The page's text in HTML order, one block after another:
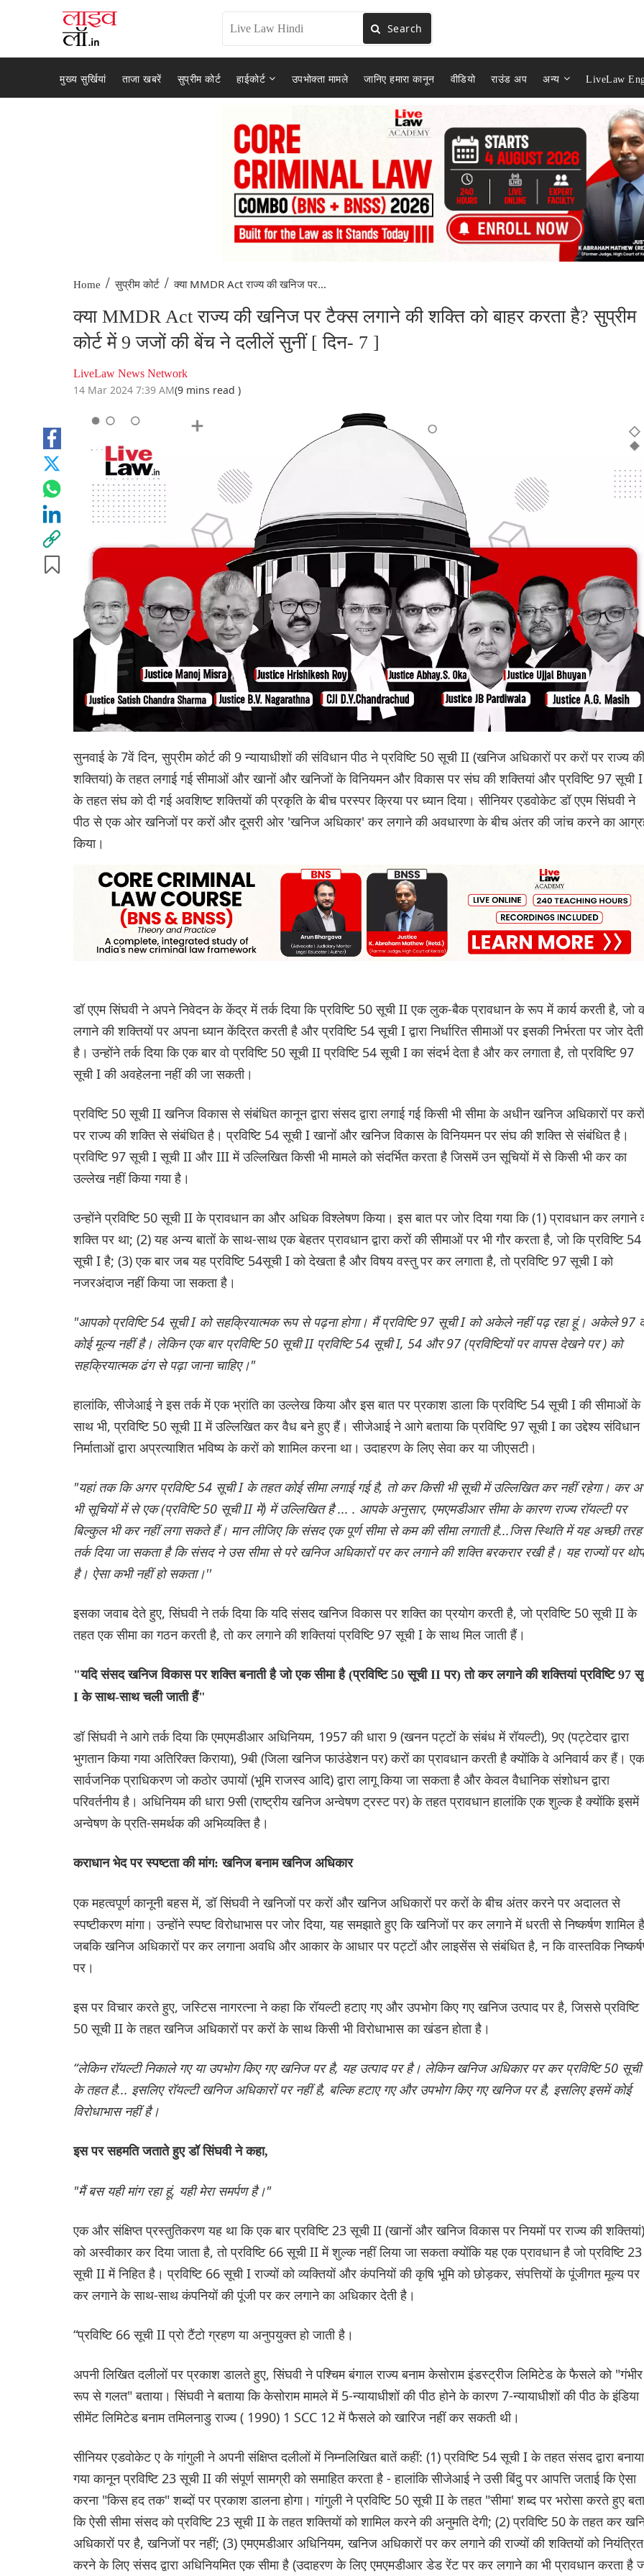
Search
मुख्य सुर्खियां ताजा खबरें सुप्रीम कोर्ट हाईकोर्ट उपभोक्ता मामले जानिए हमारा कानून वीडियो राउंड अप अन्य LiveLaw
Home / सुप्रीम कोर्ट / क्या MMDR Act राज्य की खनिज पर...
क्या MMDR Act राज्य की खनिज पर टैक्स लगाने की शक्ति को बाहर करता है? सुप्रीम
कोर्ट में 9 जजों की बेंच ने दलीलें सुनीं [ दिन- 7 ]
LiveLaw News Network
14 Mar 2024 7:39 AM(9 mins read )
सुनवाई के 7वें दिन, सुप्रीम कोर्ट की 9 न्यायाधीशों की संविधान पीठ ने प्रविष्टि 50 सूची II (खनिज अधिकारों पर करों पर राज्य की
शक्तियां) के तहत लगाई गई सीमाओं और खानों और खनिजों के विनियमन और विकास पर संघ की शक्तियां और प्रविष्टि 97 सूची I
के तहत संघ को दी गई अवशिष्ट शक्तियों की प्रकृति के बीच परस्पर क्रिया पर ध्यान दिया। सीनियर एडवोकेट डॉ एएम सिंघवी ने
पीठ से एक ओर खनिजों पर करों और दूसरी ओर 'खनिज अधिकार' कर लगाने की अवधारणा के बीच अंतर की जांच करने का
किया।
डॉ एएम सिंघवी ने अपने निवेदन के केंद्र में तर्क दिया कि प्रविष्टि 50 सूची II एक लुक-बैक प्रावधान के रूप में कार्य करती है, जो
लगाने की शक्तियों पर अपना ध्यान केंद्रित करती है और प्रविष्टि 54 सूची I द्वारा निर्धारित सीमाओं पर इसकी निर्भरता पर जोर देती
है। उन्होंने तर्क दिया कि एक बार वो प्रविष्टि 50 सूची II प्रविष्टि 54 सूची I का संदर्भ देता है और कर लगाता है, तो प्रविष्टि 97
सूची I की अवहेलना नहीं की जा सकती।
प्रविष्टि 50 सूची II खनिज विकास से संबंधित कानून द्वारा संसद द्वारा लगाई गई किसी भी सीमा के अधीन खनिज अधिकारों पर करों
पर राज्य की शक्ति से संबंधित है। प्रविष्टि 54 सूची I खानों और खनिज विकास के विनियमन पर संघ की शक्ति से संबंधित है।
प्रविष्टि 97 सूची I सूची II और III में उल्लिखित किसी भी मामले को संदर्भित करता है जिसमें उन सूचियों में से किसी भी कर का
उल्लेख नहीं किया गया है।
उन्होंने प्रविष्टि 50 सूची II के प्रावधान का और अधिक विश्लेषण किया। इस बात पर जोर दिया गया कि (1) प्रावधान कर लगाने
शक्ति पर था; (2) यह अन्य बातों के साथ-साथ एक बेहतर प्रावधान द्वारा करों की सीमाओं पर भी गौर करता है, जो कि प्रविष्टि 54
सूची I है; (3) एक बार जब यह प्रविष्टि 54सूची I को देखता है और विषय वस्तु पर कर लगाता है, तो प्रविष्टि 97 सूची I को
नजरअंदाज नहीं किया जा सकता है।
"आपको प्रविष्टि 54 सूची I को सहक्रियात्मक रूप से पढ़ना होगा। मैं प्रविष्टि 97 सूची I को अकेले नहीं पढ़ रहा हूं। अकेले 97
कोई मूल्य नहीं है। लेकिन एक बार प्रविष्टि 50 सूची II प्रविष्टि 54 सूची I, 54 और 97 (प्रविष्टियों पर वापस देखने पर ) को
सहक्रियात्मक ढंग से पढ़ा जाना चाहिए।"
हालांकि, सीजेआई ने इस तर्क में एक भ्रांति का उल्लेख किया और इस बात पर प्रकाश डाला कि प्रविष्टि 54 सूची I की सीमाओं के
साथ भी, प्रविष्टि 50 सूची II में उल्लिखित कर वैध बने हुए हैं। सीजेआई ने आगे बताया कि प्रविष्टि 97 सूची I का उद्देश्य संविधान
निर्माताओं द्वारा अप्रत्याशित भविष्य के करों को शामिल करना था। उदाहरण के लिए सेवा कर या जीएसटी।
"यहां तक कि अगर प्रविष्टि 54 सूची I के तहत कोई सीमा लगाई गई है, तो कर किसी भी सूची में उल्लिखित कर नहीं रहेगा। कर
भी सूचियों में से एक (प्रविष्टि 50 सूची II में) में उल्लिखित है ... . आपके अनुसार, एमएमडीआर सीमा के कारण राज्य रॉयल्टी पर
बिल्कुल भी कर नहीं लगा सकते हैं। मान लीजिए कि संसद एक पूर्ण सीमा से कम की सीमा लगाती है...जिस स्थिति में यह अच्छी
तर्क दिया जा सकता है कि संसद ने उस सीमा से परे खनिज अधिकारों पर कर लगाने की शक्ति बरकरार रखी है। यह राज्यों पर
है। ऐसा कभी नहीं हो सकता।''
इसका जवाब देते हुए, सिंघवी ने तर्क दिया कि यदि संसद खनिज विकास पर शक्ति का प्रयोग करती है, जो प्रविष्टि 50 सूची II के
तहत एक सीमा का गठन करती है, तो कर लगाने की शक्तियां प्रविष्टि 97 सूची I के साथ मिल जाती हैं।
"यदि संसद खनिज विकास पर शक्ति बनाती है जो एक सीमा है (प्रविष्टि 50 सूची II पर) तो कर लगाने की शक्तियां प्रविष्टि 97
I के साथ-साथ चली जाती हैं"
डॉ सिंघवी ने आगे तर्क दिया कि एमएमडीआर अधिनियम, 1957 की धारा 9 (खनन पट्टों के संबंध में रॉयल्टी), 9ए (पट्टेदार द्वारा
भुगतान किया गया अतिरिक्त किराया), 9बी (जिला खनिज फाउंडेशन पर) करों का प्रावधान करती है क्योंकि वे अनिवार्य कर हैं। एक
सार्वजनिक प्राधिकरण जो कठोर उपायों (भूमि राजस्व आदि) द्वारा लागू किया जा सकता है और केवल वैधानिक संशोधन द्वारा
परिवर्तनीय है। अधिनियम की धारा 9सी (राष्ट्रीय खनिज अन्वेषण ट्रस्ट पर) के तहत प्रावधान हालांकि एक शुल्क है क्योंकि इसमें
अन्वेषण के प्रति-समर्थक की अभिव्यक्ति है।
कराधान भेद पर स्पष्टता की मांग: खनिज बनाम खनिज अधिकार
एक महत्वपूर्ण कानूनी बहस में, डॉ सिंघवी ने खनिजों पर करों और खनिज अधिकारों पर करों के बीच अंतर करने पर अदालत से
स्पष्टीकरण मांगा। उन्होंने स्पष्ट विरोधाभास पर जोर दिया, यह समझाते हुए कि खनिजों पर कर लगाने में धरती से निष्कर्षण शामिल
जबकि खनिज अधिकारों पर कर लगाना अवधि और आकार के आधार पर पट्टों और लाइसेंस से संबंधित है, न कि वास्तविक
पर।
इस पर विचार करते हुए, जस्टिस नागरत्ना ने कहा कि रॉयल्टी हटाए गए और उपभोग किए गए खनिज उत्पाद पर है, जिससे प्रविष्टि
50 सूची II के तहत खनिज अधिकारों पर करों के साथ किसी भी विरोधाभास का खंडन होता है।
“लेकिन रॉयल्टी निकाले गए या उपभोग किए गए खनिज पर है, यह उत्पाद पर है। लेकिन खनिज अधिकार पर कर प्रविष्टि 50
के तहत है... इसलिए रॉयल्टी खनिज अधिकारों पर नहीं है, बल्कि हटाए गए और उपभोग किए गए खनिज पर है, इसलिए इसमें कोई
विरोधाभास नहीं है।
इस पर सहमति जताते हुए डॉ सिंघवी ने कहा,
"मैं बस यही मांग रहा हूं, यही मेरा समर्पण है।"
एक और संक्षिप्त प्रस्तुतिकरण यह था कि एक बार प्रविष्टि 23 सूची II (खानों और खनिज विकास पर नियमों पर राज्य की शक्तियां)
को अस्वीकार कर दिया जाता है, तो प्रविष्टि 66 सूची II में शुल्क नहीं लिया जा सकता क्योंकि यह एक प्रावधान है जो प्रविष्टि 23
सूची II में निहित है। प्रविष्टि 66 सूची I राज्यों को व्यक्तियों और कंपनियों की कृषि भूमि को छोड़कर, संपत्तियों के पूंजीगत मूल्य पर
कर लगाने के साथ-साथ कंपनियों की पूंजी पर कर लगाने का अधिकार देती है।
“प्रविष्टि 66 सूची II प्रो टैंटो ग्रहण या अनुपयुक्त हो जाती है।
अपनी लिखित दलीलों पर प्रकाश डालते हुए, सिंघवी ने पश्चिम बंगाल राज्य बनाम केसोराम इंडस्ट्रीज लिमिटेड के फैसले को "गंभीर
रूप से गलत" बताया। सिंघवी ने बताया कि केसोराम मामले में 5-न्यायाधीशों की पीठ होने के कारण 7-न्यायाधीशों की पीठ के इंडिया
सीमेंट लिमिटेड बनाम तमिलनाडु राज्य ( 1990) 1 SCC 12 में फैसले को खारिज नहीं कर सकती थी।
सीनियर एडवोकेट ए के गांगुली ने अपनी संक्षिप्त दलीलों में निम्नलिखित बातें कहीं: (1) प्रविष्टि 54 सूची I के तहत संसद द्वारा बनाया
गया कानून प्रविष्टि 23 सूची II की संपूर्ण सामग्री को समाहित करता है - हालांकि सीजेआई ने उसी बिंदु पर आपत्ति जताई कि ऐसा
करना "किस हद तक" शब्दों पर प्रकाश डालना होगा। गांगुली ने प्रविष्टि 50 सूची II के तहत "सीमा' शब्द पर भरोसा करते हुए
कि ऐसी सीमा संसद को प्रविष्टि 23 सूची II के तहत शक्तियों को शामिल करने की अनुमति देगी; (2) प्रविष्टि 50 के तहत कर
अधिकारों पर है, खनिजों पर नहीं; (3) एमएमडीआर अधिनियम, खनिज अधिकारों पर कर लगाने की राज्यों की शक्तियों को नियंत्रित
करने के लिए संसद द्वारा अधिनियमित एक सीमा है (उदाहरण के लिए एमएमडीआर डेड रेंट पर कर लगाने का भी प्रावधान करता है